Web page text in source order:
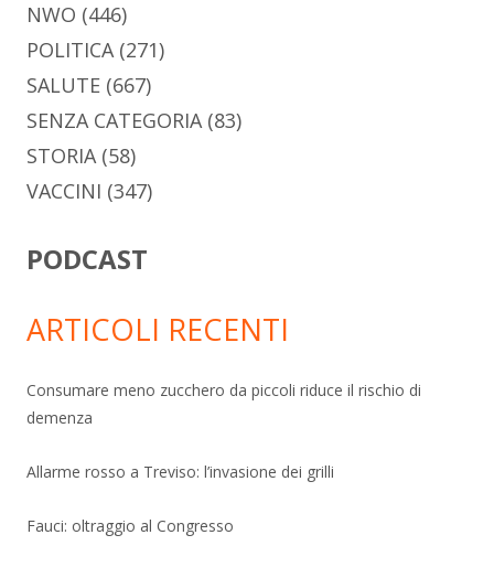
NWO (446)
POLITICA(271)
SALUTE (667)
SENZA CATEGORIA(83)
STORIA(58)
VACCINI (347)
PODCAST
ARTICOLI RECENTI
Consumare meno zucchero da piccoli riduce il rischio di
demenza
Allarme rosso a Treviso: l’invasione dei grilli
Fauci: oltraggio al Congresso